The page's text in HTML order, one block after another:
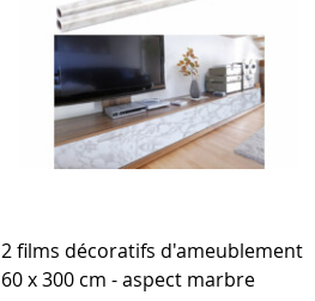
2 films décoratifs d'ameublement
60 x 300 cm - aspect marbre